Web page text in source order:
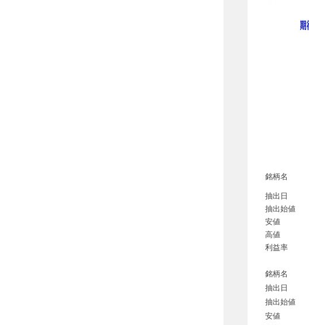
銘柄名
抽出日
抽出始値
安値
高値
利益率
銘柄名
抽出日
抽出始値
安値